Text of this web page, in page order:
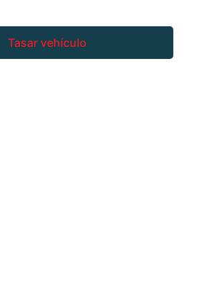
Tasar vehículo